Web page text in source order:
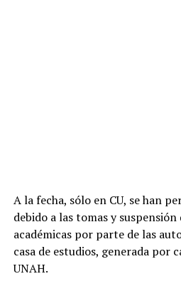
A la fecha, sólo en CU, se han
debido a las tomas y suspensión
académicas por parte de las
casa de estudios, generada por
UNAH.